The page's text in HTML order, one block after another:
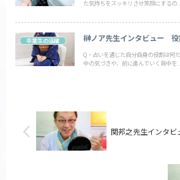
た気持ちをスッキリさせ笑顔にするの
卒業生の活躍 榊ノア先生インタビュー 役
Q・占いを通じた自分自身の役割は何
中の気づきや、前に進んでいく背中を
関邦之先生インタ